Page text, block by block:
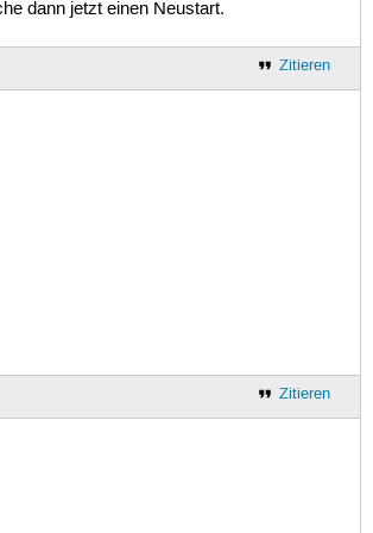
dann jetzt einen Neustart.
Zitieren
Zitieren